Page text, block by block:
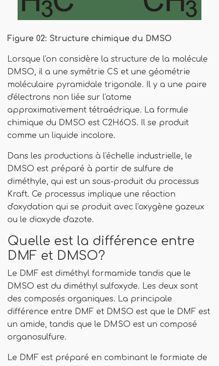
Figure 02: Structure chimique du DMSO
Lorsque l'on considère la structure de la molécule
DMSO, il a une symétrie CS et une géométrie
moléculaire pyramidale trigonale. Il y a une paire
d'électrons non liée sur l'atome
approximativement tétraédrique. La formule
chimique du DMSO est C2H6OS. Il se produit
comme un liquide incolore.
Dans les productions à l'échelle industrielle, le
DMSO est préparé à partir de sulfure de
diméthyle, qui est un sous-produit du processus
Kraft. Ce processus implique une réaction
d'oxydation qui se produit avec l'oxygène gazeux
ou le dioxyde d'azote.
Quelle est la différence entre
DMF et DMSO?
Le DMF est diméthyl formamide tandis que le
DMSO est du diméthyl sulfoxyde. Les deux sont
des composés organiques. La principale
différence entre DMF et DMSO est que le DMF est
un amide, tandis que le DMSO est un composé
organosulfure.
Le DMF est préparé en combinant le formiate de